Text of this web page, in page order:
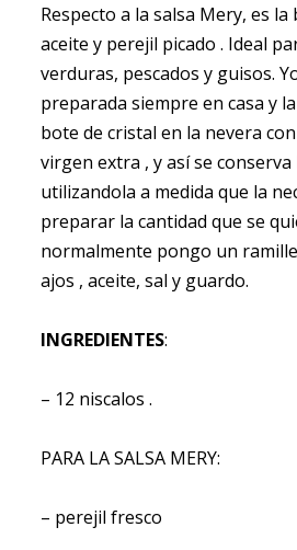
Respecto a la salsa Mery, es la
aceite y perejil picado . Ideal
verduras, pescados y guisos.
preparada siempre en casa y
bote de cristal en la nevera
virgen extra , y así se conserva
utilizandola a medida que la
preparar la cantidad que se
normalmente pongo un
ajos , aceite, sal y guardo.
INGREDIENTES:
– 12 niscalos .
PARA LA SALSA MERY:
– perejil fresco